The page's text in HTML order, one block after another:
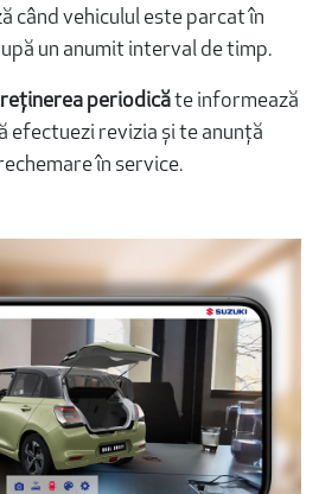
când vehiculul este parcat în
un anumit interval de timp.
periodicăte informează
efectuezi revizia și te anunță
în service.